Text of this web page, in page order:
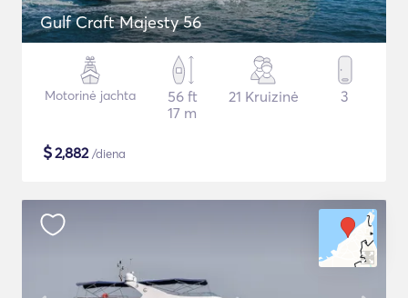
Gulf Craft Majesty 56
Motorinė jachta
56 ft
17 m
21 Kruizinė 3
$2,882/diena